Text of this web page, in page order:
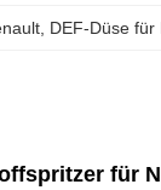
DEF-Düse für
für